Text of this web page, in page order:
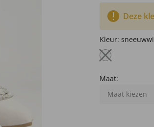
Deze
Kleur:
Maat:
Maat kiezen